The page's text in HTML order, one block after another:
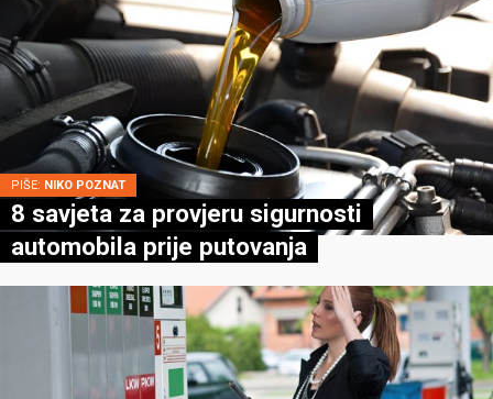
PIŠE: NIKO POZNAT
8 savjeta za provjeru sigurnosti
automobila prije putovanja